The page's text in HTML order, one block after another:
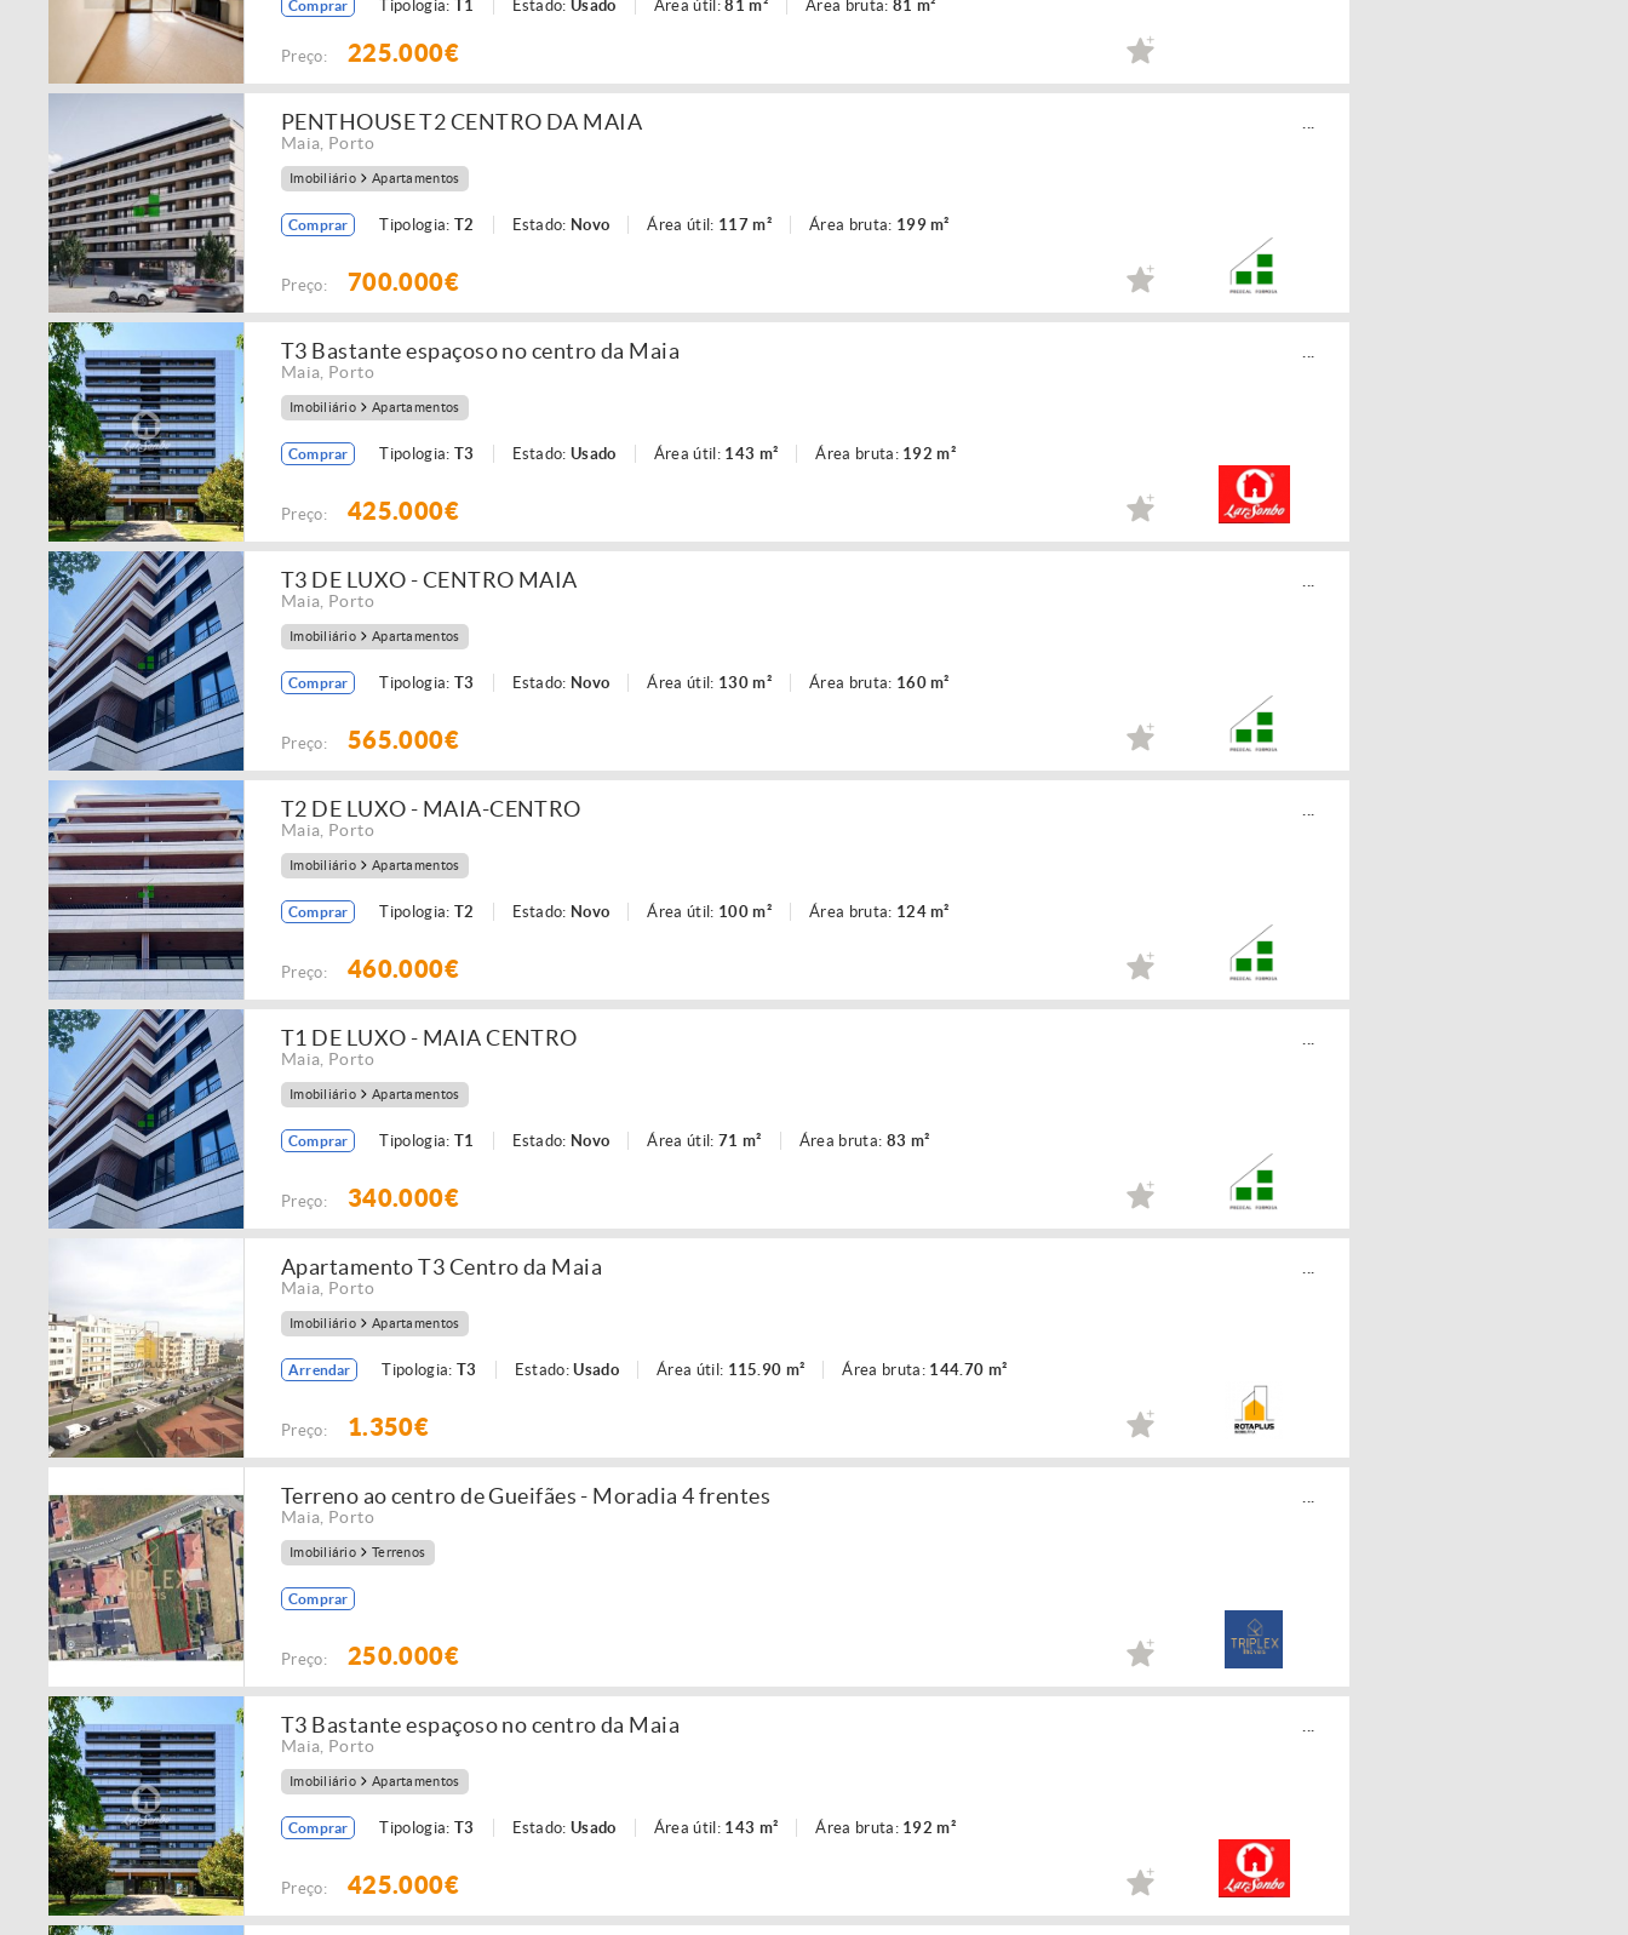
Comprar Tipologia: T1 Estado:Usado Área útil:81 m² Área bruta: 81 m²
Preço: 225.000€
PENTHOUSE T2 CENTRO DA MAIA
Maia Porto
Imobiliário Apartamentos
Comprar Tipologia: T2 Estado: Novo Área útil: 117 m² Área bruta: 199 m²
Preço: 700.000€
T3 Bastante espaçoso no centro da Maia
Maia Porto
Imobiliário Apartamentos
Comprar Tipologia: T3 Estado:Usado Área útil: 143 m² Área bruta: 192 m²
Preço: 425.000€
T3 DE LUXO - CENTRO MAIA
Maia Porto
Imobiliário Apartamentos
Comprar Tipologia: T3 Estado: Novo Área útil: 130 m² Área bruta: 160 m²
Preço: 565.000€
T2 DE LUXO - MAIA-CENTRO
Maia Porto
Imobiliário Apartamentos
Comprar Tipologia: T2 Estado: Novo Área útil: 100 m² Área bruta: 124 m²
Preço: 460.000€
T1 DE LUXO - MAIA CENTRO
Maia Porto
Imobiliário Apartamentos
Comprar Tipologia: T1 Estado: Novo Área útil: 71 m² Área bruta: 83 m²
Preço: 340.000€
Apartamento T3 Centro da Maia
Maia Porto
Imobiliário Apartamentos
Arrendar Tipologia:T3 Estado:Usado Área útil: 115.90 m² Área bruta: 144.70 m²
Preço: 1.350€
Terreno ao centro de Gueifães - Moradia 4 frentes
Maia Porto
Imobiliário Terrenos
Comprar
Preço: 250.000€
T3 Bastante espaçoso no centro da Maia
Maia Porto
Imobiliário Apartamentos
Comprar Tipologia: T3 Estado:Usado Área útil: 143 m² Área bruta: 192 m²
Preço: 425.000€